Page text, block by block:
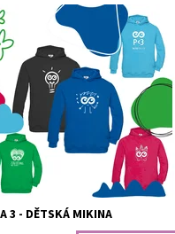
a přední kapsou. Od našeho
SCI
3 - DĚTSKÁ MIKINA